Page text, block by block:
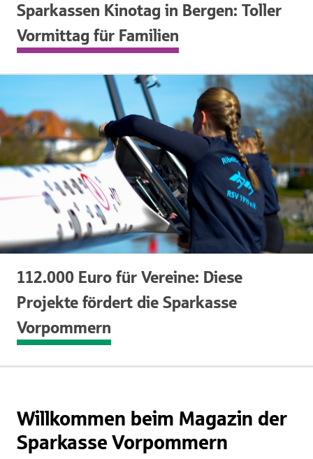
Sparkassen Kinotag in Bergen: Toller
Vormittag für Familien
112.000 Euro für Vereine: Diese
Projekte fördert die Sparkasse
Vorpommern
Willkommen beim Magazin der
Sparkasse Vorpommern